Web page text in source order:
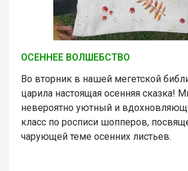
ОСЕННЕЕ ВОЛШЕБСТВО
Во вторник в нашей мегетской
царила настоящая осенняя сказка!
невероятно уютный и
класс по росписи шопперов,
чарующей теме осенних листьев.